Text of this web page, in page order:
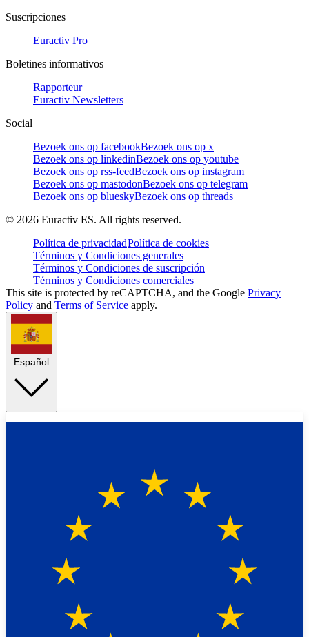
Suscripciones
Euractiv Pro
Boletines informativos
Rapporteur
Euractiv Newsletters
Social
Bezoek ons op facebookBezoek ons op x
Bezoek ons op linkedinBezoek ons op youtube
Bezoek ons op rss-feedBezoek ons op instagram
Bezoek ons op mastodonBezoek ons op telegram
Bezoek ons op blueskyBezoek ons op threads
© 2026 Euractiv ES. All rights reserved.
Política de privacidadPolítica de cookies
Términos y Condiciones generales
Términos y Condiciones de suscripción
Términos y Condiciones comerciales
This site is protected by reCAPTCHA, and the Google Privacy
Policy and Terms of Service apply.
Español